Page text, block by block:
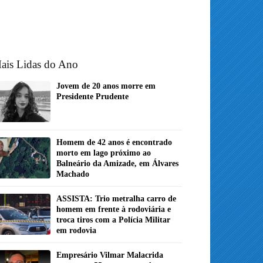
Lidas do Ano
Jovem de 20 anos morre em
Presidente Prudente
Homem de 42 anos é encontrado
morto em lago próximo ao
Balneário da Amizade, em Álvares
Machado
ASSISTA: Trio metralha carro de
homem em frente à rodoviária e
troca tiros com a Polícia Militar
em rodovia
Empresário Vilmar Malacrida